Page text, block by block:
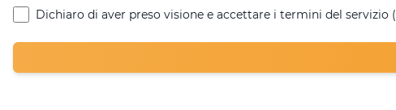
Dichiaro di aver preso visione e accettare i termini del servizio (